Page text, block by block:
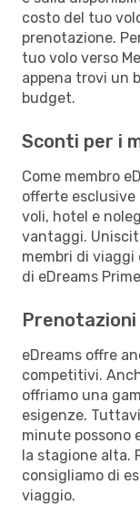
costo del tuo
prenotazione.
tuo volo verso
appena trovi un
budget.
Sconti per i
Come membro
offerte esclusive
voli, hotel e
vantaggi.
membri di
di eDreams
eDreams offre
competitivi.
offriamo una
esigenze.
minute possono
la stagione alta.
consigliamo di
viaggio.